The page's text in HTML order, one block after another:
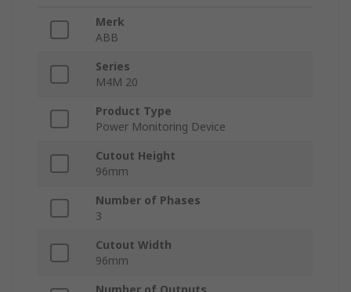
Merk
ABB
Series
M4M 20
Product Type
Power Monitoring Device
Cutout Height
96mm
Number of Phases
3
Cutout Width
96mm